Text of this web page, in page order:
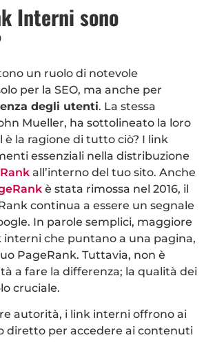
Interni sono
un ruolo di notevole
per la SEO, ma anche per
degli utenti. La stessa
Mueller, ha sottolineato la loro
è la ragione di tutto ciò? I link
essenziali nella distribuzione
all’interno del tuo sito. Anche
è stata rimossa nel 2016, il
continua a essere un segnale
In parole semplici, maggiore
interni che puntano a una pagina,
PageRank. Tuttavia, non è
a fare la differenza; la qualità dei
cruciale.
autorità, i link interni offrono ai
diretto per accedere ai contenuti